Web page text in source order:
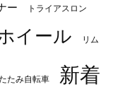
ー トライアスロン
イール リム
たみ自転車
新着